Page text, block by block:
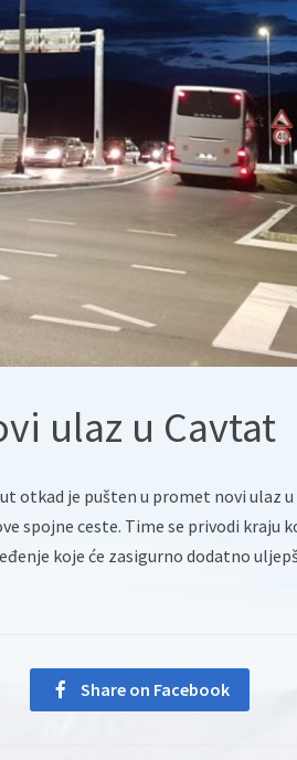
ulaz u Cavtat
otkad je pušten u promet novi ulaz
spojne ceste. Time se privodi kraju
koje će zasigurno dodatno
Share on Facebook